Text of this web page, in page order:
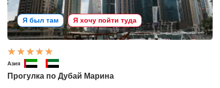
Я был там Я хочу пойти туда
Азия
Прогулка по Дубай Марина